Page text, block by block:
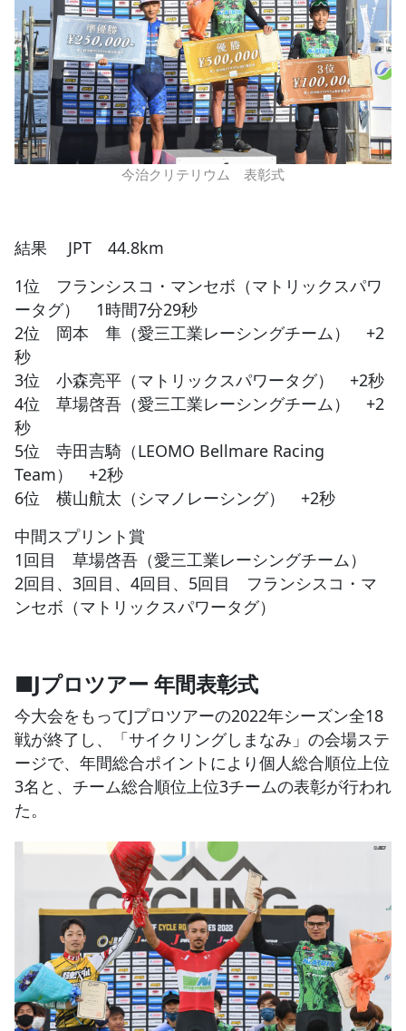
今治クリテリウム 表彰式
結果 JPT 44.8km
1位 フランシスコ・マンセボ（マトリックスパワ
ータグ） 1時間7分29秒
2位 岡本 隼（愛三工業レーシングチーム） +2
秒
3位 小森亮平（マトリックスパワータグ） +2秒
4位 草場啓吾（愛三工業レーシングチーム） +2
秒
5位 寺田吉騎（LEOMO Bellmare Racing
Team） +2秒
6位 横山航太（シマノレーシング） +2秒
中間スプリント賞
1回目 草場啓吾（愛三工業レーシングチーム）
2回目、3回目、4回目、5回目 フランシスコ・マ
ンセボ（マトリックスパワータグ）
■Jプロツアー 年間表彰式
今大会をもってJプロツアーの2022年シーズン全18
戦が終了し、「サイクリングしまなみ」の会場ステ
ージで、年間総合ポイントにより個人総合順位上位
3名と、チーム総合順位上位3チームの表彰が行われ
た。